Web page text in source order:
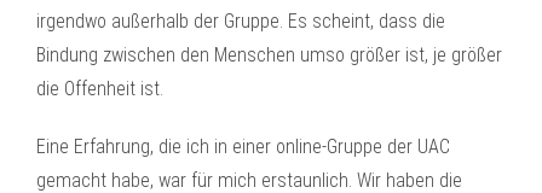
irgendwo außerhalb der Gruppe. Es scheint, dass die
Bindung zwischen den Menschen umso größer ist, je größer
die Offenheit ist.
Eine Erfahrung, die ich in einer online-Gruppe der UAC
gemacht habe, war für mich erstaunlich. Wir haben die